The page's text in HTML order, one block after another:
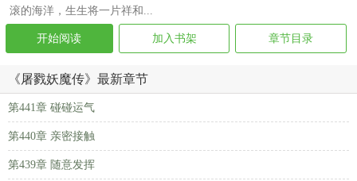
滚的海洋，生生将一片祥和...
开始阅读 加入书架 章节目录
《屠戮妖魔传》最新章节
第441章 碰碰运气
第440章 亲密接触
第439章 随意发挥